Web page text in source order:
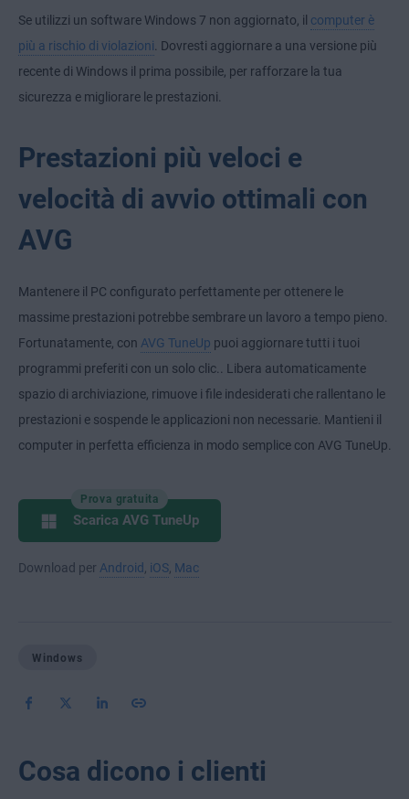
Se utilizzi un software Windows 7 non aggiornato, il computer è
più a rischio di violazioni . Dovresti aggiornare a una versione più
recente di Windows il prima possibile, per rafforzare la tua
sicurezza e migliorare le prestazioni.
Prestazioni più veloci e
velocità di avvio ottimali con
AVG
Mantenere il PC configurato perfettamente per ottenere le
massime prestazioni potrebbe sembrare un lavoro a tempo pieno.
Fortunatamente, con AVG TuneUp puoi aggiornare tutti i tuoi
programmi preferiti con un solo clic.. Libera automaticamente
spazio di archiviazione, rimuove i file indesiderati che rallentano le
prestazioni e sospende le applicazioni non necessarie. Mantieni il
computer in perfetta efficienza in modo semplice con AVG TuneUp.
Prova gratuita
Scarica AVG TuneUp
Download per Android iOS Mac
Windows
Cosa dicono i clienti